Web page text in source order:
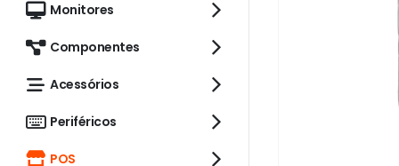
Monitores
Componentes
Acessórios
Periféricos
POS